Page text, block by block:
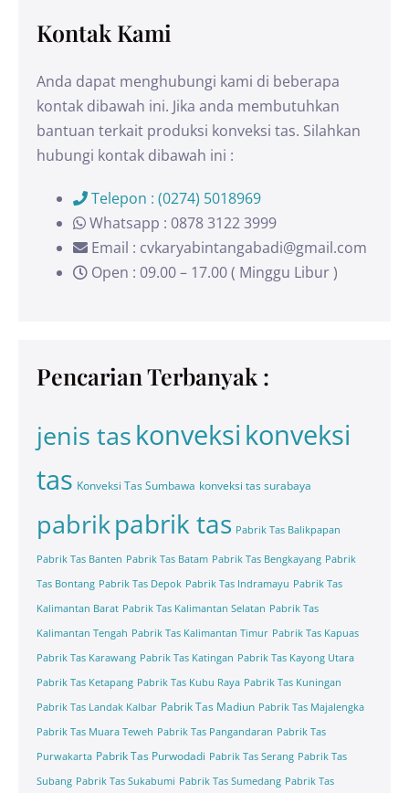
Kontak Kami
Anda dapat menghubungi kami di beberapa
kontak dibawah ini. Jika anda membutuhkan
bantuan terkait produksi konveksi tas. Silahkan
hubungi kontak dibawah ini :
Telepon : (0274) 5018969
Whatsapp : 0878 3122 3999
Email : cvkaryabintangabadi@gmail.com
Open : 09.00 – 17.00 ( Minggu Libur )
Pencarian Terbanyak :
jenis taskonveksi konveksi
tas Konveksi Tas Sumbawa konveksi tas surabaya
pabrikpabrik tas Pabrik Tas Balikpapan
Pabrik Tas Banten Pabrik Tas Batam Pabrik Tas Bengkayang Pabrik
Tas Bontang Pabrik Tas Depok Pabrik Tas Indramayu Pabrik Tas
Kalimantan Barat Pabrik Tas Kalimantan Selatan Pabrik Tas
Kalimantan Tengah Pabrik Tas Kalimantan Timur Pabrik Tas Kapuas
Pabrik Tas Karawang Pabrik Tas Katingan Pabrik Tas Kayong Utara
Pabrik Tas Ketapang Pabrik Tas Kubu Raya Pabrik Tas Kuningan
Pabrik Tas Landak Kalbar Pabrik Tas Madiun Pabrik Tas Majalengka
Pabrik Tas Muara Teweh Pabrik Tas Pangandaran Pabrik Tas
Purwakarta Pabrik Tas Purwodadi Pabrik Tas Serang Pabrik Tas
Subang Pabrik Tas Sukabumi Pabrik Tas Sumedang Pabrik Tas